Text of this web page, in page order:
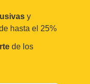
y
hasta el 25%
de los